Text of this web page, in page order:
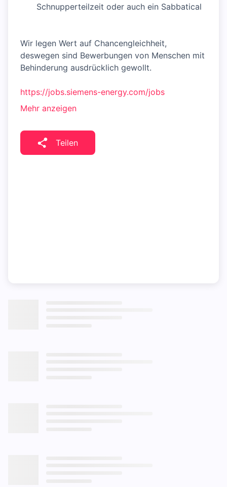
Schnupperteilzeit oder auch ein Sabbatical
Wir legen Wert auf Chancengleichheit,
deswegen sind Bewerbungen von Menschen mit
Behinderung ausdrücklich gewollt.
https://jobs.siemens-energy.com/jobs
Mehr anzeigen
Teilen